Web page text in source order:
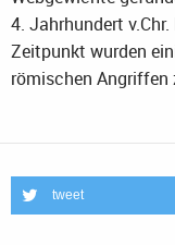
4. Jahrhundert
Zeitpunkt wurden
römischen Angriffen
tweet